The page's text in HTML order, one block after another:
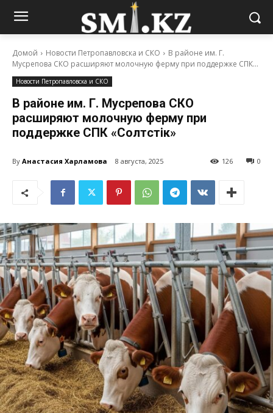
Домой Новости Петропавловска и СКО
В районе им. Г.
Мусрепова СКО расширяют молочную ферму при поддержке СПК...
Новости Петропавловска и СКО
В районе им. Г. Мусрепова СКО
расширяют молочную ферму при
поддержке СПК «Солтүстік»
By Анастасия Харламова 8 августа, 2025 0
126